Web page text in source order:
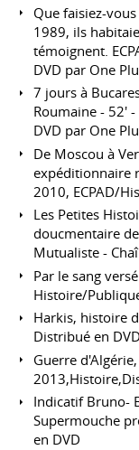
Que faisiez-
1989, ils
témoignent.
DVD par One
7 jours à
Roumaine - 52'
DVD par One
De Moscou à
expéditionnaire
2010, ECPAD/
Les Petites
doucmentaire
Mutualiste -
Par le sang
Histoire/
Harkis, histoire
Distribué en DVD
Guerre
Indicatif Bruno-
Supermouche
en DVD